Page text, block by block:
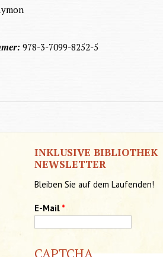
978-3-7099-8252-5
INKLUSIVE BIBLIOTHEK
NEWSLETTER
Bleiben Sie auf dem Laufenden!
E-Mail *
CAPTCHA